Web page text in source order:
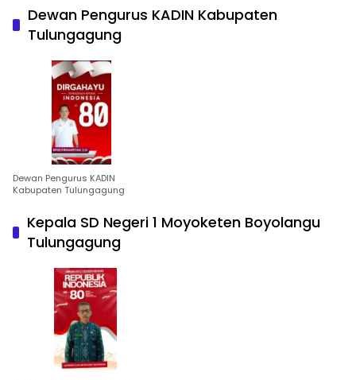
Dewan Pengurus KADIN Kabupaten
Tulungagung
Dewan Pengurus KADIN
Kabupaten Tulungagung
Kepala SD Negeri 1 Moyoketen Boyolangu
Tulungagung